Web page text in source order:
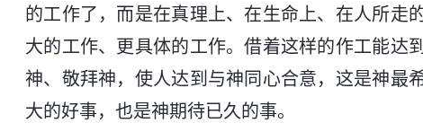
的工作了，而是在真理上、在生命上、在人所走
大的工作、更具体的工作。借着这样的作工能达
神、敬拜神，使人达到与神同心合意，这是神最
大的好事，也是神期待已久的事。